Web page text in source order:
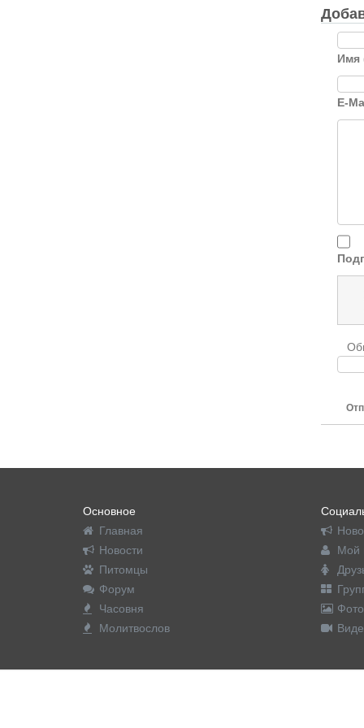
Имя
E-
Основное
Главная
Новости
Питомцы
Форум
Часовня
Молитвослов
Мой
Фото